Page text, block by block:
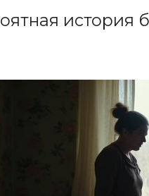
история